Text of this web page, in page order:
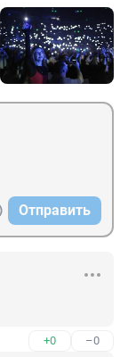
Отправить
+0 –0